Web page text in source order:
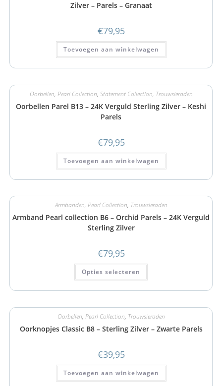
Zilver – Parels – Granaat
€79,95
Toevoegen aan winkelwagen
Oorbellen, Pearl Collection, Statement Collection, Trouwsieraden
Oorbellen Parel B13 – 24K Verguld Sterling Zilver – Keshi
Parels
€79,95
Toevoegen aan winkelwagen
Armbanden, Pearl Collection, Trouwsieraden
Armband Pearl collection B6 – Orchid Parels – 24K Verguld
Sterling Zilver
€79,95
Opties selecteren
Oorbellen, Pearl Collection, Trouwsieraden
Oorknopjes Classic B8 – Sterling Zilver – Zwarte Parels
€39,95
Toevoegen aan winkelwagen